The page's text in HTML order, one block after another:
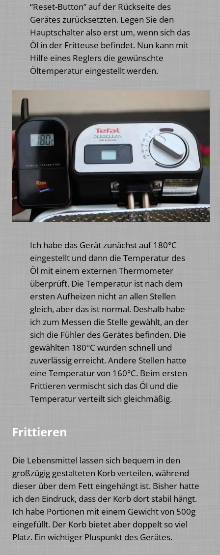
“Reset-Button” auf der Rückseite des
Gerätes zurücksetzten. Legen Sie den
Hauptschalter also erst um, wenn sich das
Öl in der Fritteuse befindet. Nun kann mit
Hilfe eines Reglers die gewünschte
Öltemperatur eingestellt werden.
Ich habe das Gerät zunächst auf 180°C
eingestellt und dann die Temperatur des
Öl mit einem externen Thermometer
überprüft. Die Temperatur ist nach dem
ersten Aufheizen nicht an allen Stellen
gleich, aber das ist normal. Deshalb habe
ich zum Messen die Stelle gewählt, an der
sich die Fühler des Gerätes befinden. Die
gewählten 180°C wurden schnell und
zuverlässig erreicht. Andere Stellen hatte
eine Temperatur von 160°C. Beim ersten
Frittieren vermischt sich das Öl und die
Temperatur verteilt sich gleichmäßig.
Frittieren
Die Lebensmittel lassen sich bequem in den
großzügig gestalteten Korb verteilen, während
dieser über dem Fett eingehängt ist. Bisher hatte
ich den Eindruck, dass der Korb dort stabil hängt.
Ich habe Portionen mit einem Gewicht von 500g
eingefüllt. Der Korb bietet aber doppelt so viel
Platz. Ein wichtiger Pluspunkt des Gerätes.